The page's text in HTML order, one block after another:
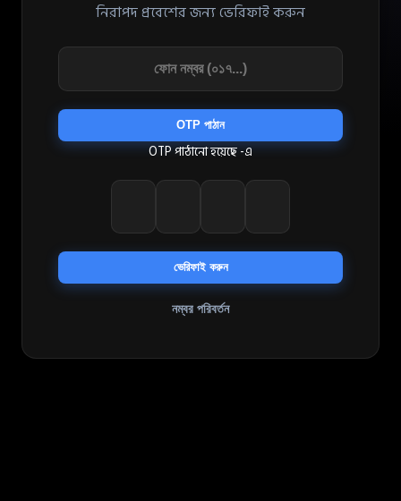
নিরাপদ প্রবেশের জন্য ভেরিফাই করুন
OTP পাঠান
OTP পাঠানো হয়েছে-এ
ভেরিফাই করুন
নম্বর পরিবর্তন